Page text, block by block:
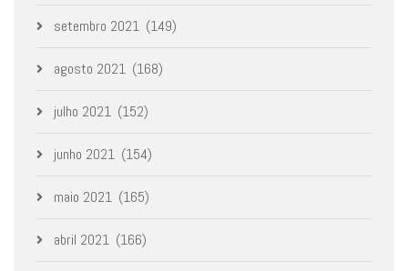
setembro 2021 (149)
agosto 2021 (168)
julho 2021 (152)
junho 2021 (154)
maio 2021 (165)
abril 2021 (166)